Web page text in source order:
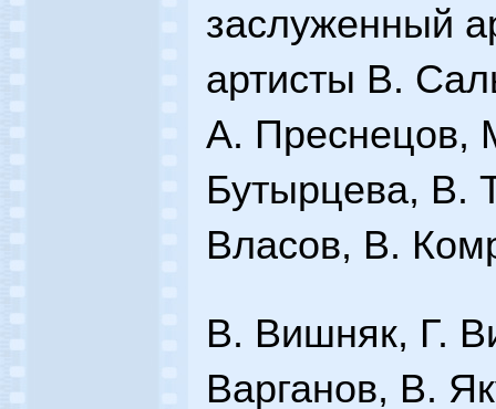
заслуженный
артисты В.
А. Преснецов,
Бутырцева, В.
Власов, В.
B. Вишняк, Г.
Варганов, В.